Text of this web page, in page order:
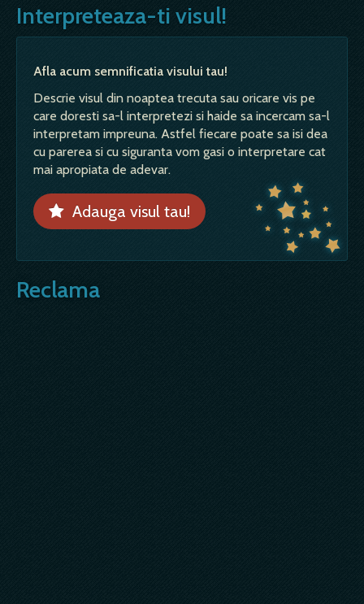
Interpreteaza-ti visul!
Afla acum semnificatia visului tau!
Descrie visul din noaptea trecuta sau oricare vis pe
care doresti sa-l interpretezi si haide sa incercam sa-l
interpretam impreuna. Astfel fiecare poate sa isi dea
cu parerea si cu siguranta vom gasi o interpretare cat
mai apropiata de adevar.
Adauga visul tau!
Reclama